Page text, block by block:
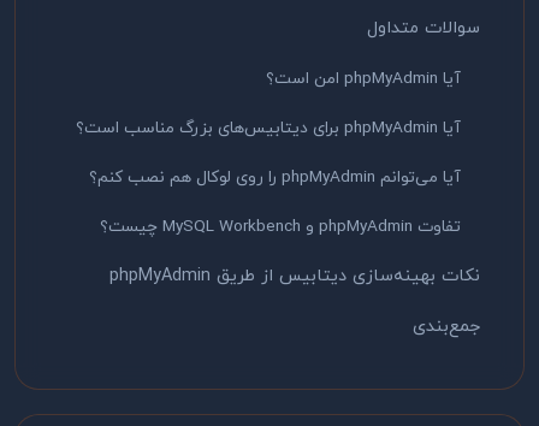
سوالات متداول
آیا phpMyAdmin امن است؟
آیا phpMyAdmin برای دیتابیس‌های بزرگ مناسب است؟
آیا می‌توانم phpMyAdmin را روی لوکال هم نصب کنم؟
تفاوت phpMyAdmin و MySQL Workbench چیست؟
نکات بهینه‌سازی دیتابیس از طریق phpMyAdmin
جمع‌بندی